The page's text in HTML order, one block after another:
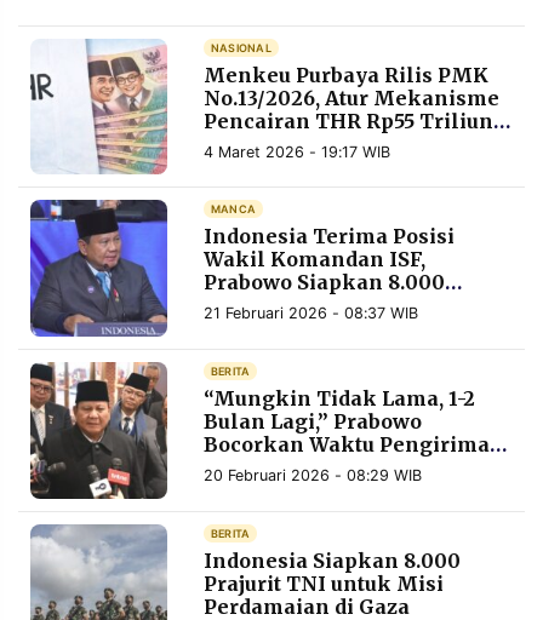
IKUTI
KAMI
©
PT.
RESOLUSI
MEDIA
©
Resolusi.co
-
2026
PT.
RESOLUSI
MEDIA
PRAMUDITA
NASIONAL
Menkeu Purbaya Rilis PMK
No.13/2026, Atur Mekanisme
Pencairan THR Rp55 Triliun
untuk ASN dan TNI-Polri
4 Maret 2026 - 19:17 WIB
MANCA
Indonesia Terima Posisi
Wakil Komandan ISF,
Prabowo Siapkan 8.000
Prajurit TNI ke Gaza
21 Februari 2026 - 08:37 WIB
BERITA
“Mungkin Tidak Lama, 1-2
Bulan Lagi,” Prabowo
Bocorkan Waktu Pengiriman
8.000 TNI ke Gaza
20 Februari 2026 - 08:29 WIB
BERITA
Indonesia Siapkan 8.000
Prajurit TNI untuk Misi
Perdamaian di Gaza